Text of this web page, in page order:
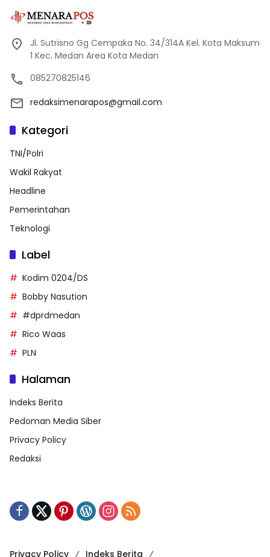
Jl. Sutrisno Gg Cempaka No. 34/314A Kel. Kota Maksum
1 Kec. Medan Area Kota Medan
085270825146
redaksimenarapos@gmail.com
Kategori
TNI/Polri
Wakil Rakyat
Headline
Pemerintahan
Teknologi
Label
Kodim 0204/DS
Bobby Nasution
#dprdmedan
Rico Waas
PLN
Halaman
Indeks Berita
Pedoman Media Siber
Privacy Policy
Redaksi
Privacy Policy Indeks Berita